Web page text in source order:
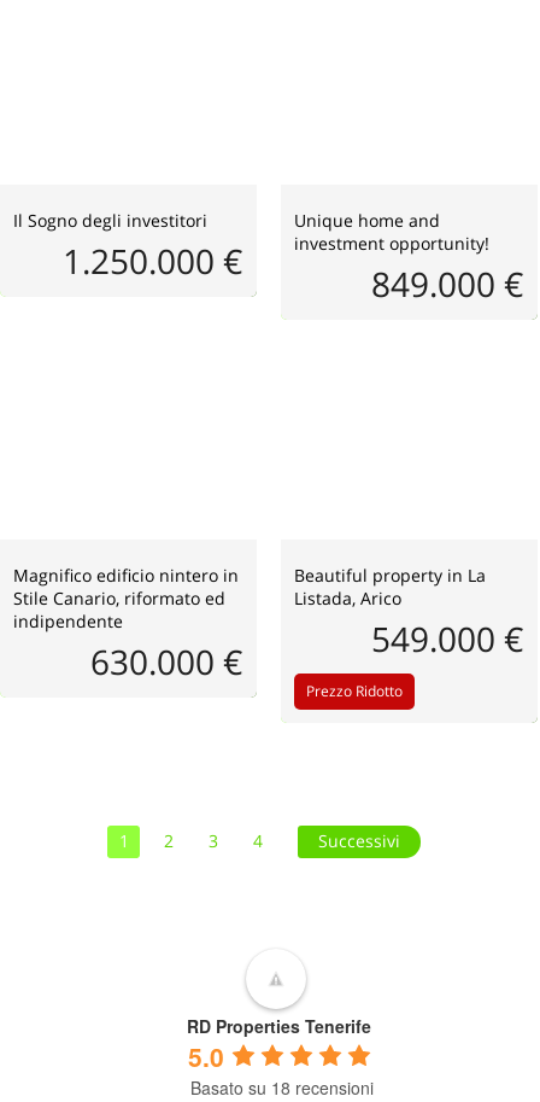
Il Sogno degli investitori
1.250.000 €
Unique home and
investment opportunity!
849.000 €
Magnifico edificio nintero in
Stile Canario, riformato ed
indipendente
630.000 €
Beautiful property in La
Listada, Arico
549.000 €
Prezzo Ridotto
1 2 3 4 Successivi
RD Properties Tenerife
5.0
Basato su 18 recensioni